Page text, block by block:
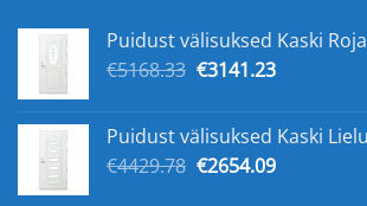
Puidust välisuksed Kaski
€5168.33 Original
€5168.33.
€3141.23Current
€3141.23.
Puidust välisuksed Kaski
€4429.78 Original
€2654.09Current